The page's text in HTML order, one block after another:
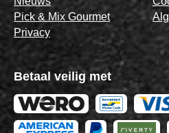
Pick & Mix Gourmet
Privacy
Betaal veilig met